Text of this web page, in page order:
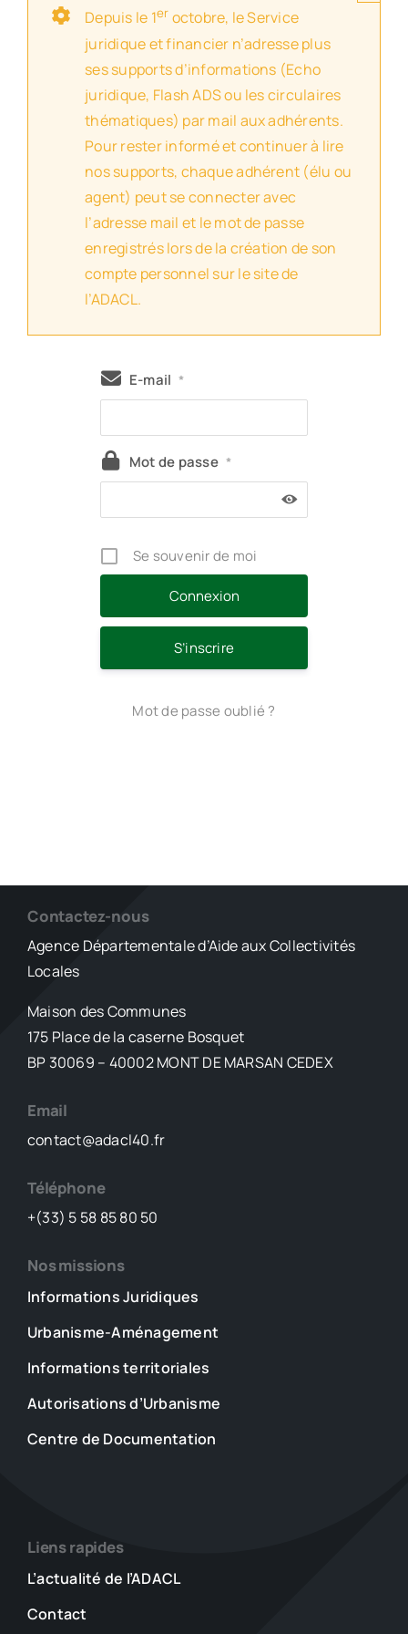
Depuis le 1er octobre, le Service
juridique et financier n’adresse plus
ses supports d’informations (Echo
juridique, Flash ADS ou les circulaires
thématiques) par mail aux adhérents.
Pour rester informé et continuer à lire
nos supports, chaque adhérent (élu ou
agent) peut se connecter avec
l’adresse mail et le mot de passe
enregistrés lors de la création de son
compte personnel sur le site de
l’ADACL.
E-mail *
Mot de passe *
Se souvenir de moi
S’inscrire
Mot de passe oublié ?
Contactez-nous
Agence Départementale d’Aide aux Collectivités
Locales
Maison des Communes
175 Place de la caserne Bosquet
BP 30069 – 40002 MONT DE MARSAN CEDEX
Email
contact@adacl40.fr
Téléphone
+(33) 5 58 85 80 50
Nos missions
Informations Juridiques
Urbanisme-Aménagement
Informations territoriales
Autorisations d’Urbanisme
Centre de Documentation
Liens rapides
L’actualité de l’ADACL
Contact